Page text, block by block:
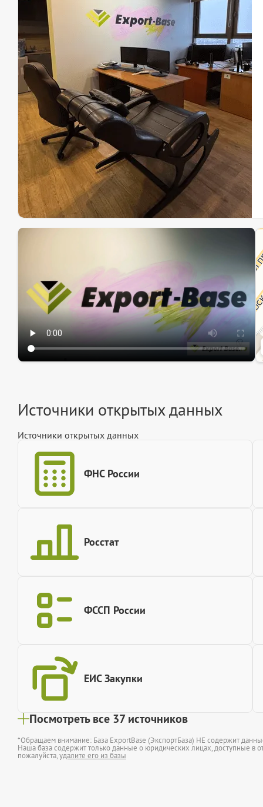
Источники открытых данных
Источники открытых данных
ФНС России
Росстат
ФССП России
ЕИС Закупки
Посмотреть все 37 источников
*Обращаем внимание: База ExportBase (ЭкспортБаза) НЕ содержит
Наша база содержит только данные о юридических лицах, доступные в
пожалуйста,удалите его из базы